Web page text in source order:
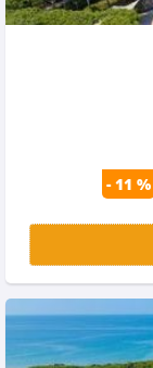
- 11 %